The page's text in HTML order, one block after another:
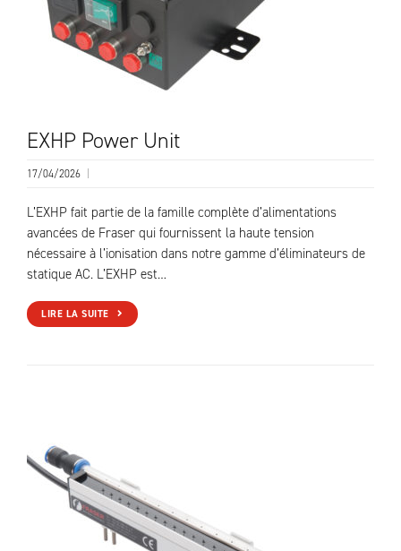
EXHP Power Unit
17/04/2026
L’EXHP fait partie de la famille complète d’alimentations
avancées de Fraser qui fournissent la haute tension
nécessaire à l’ionisation dans notre gamme d’éliminateurs de
statique AC. L’EXHP est…
LIRE LA SUITE